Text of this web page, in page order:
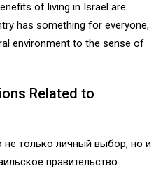
of living in Israel are
has something for everyone,
environment to the sense of
Related to
только личный выбор, но и
правительство